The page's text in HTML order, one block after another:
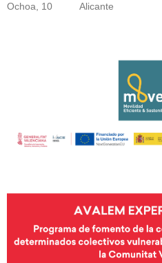
Ochoa, 10
Alicante